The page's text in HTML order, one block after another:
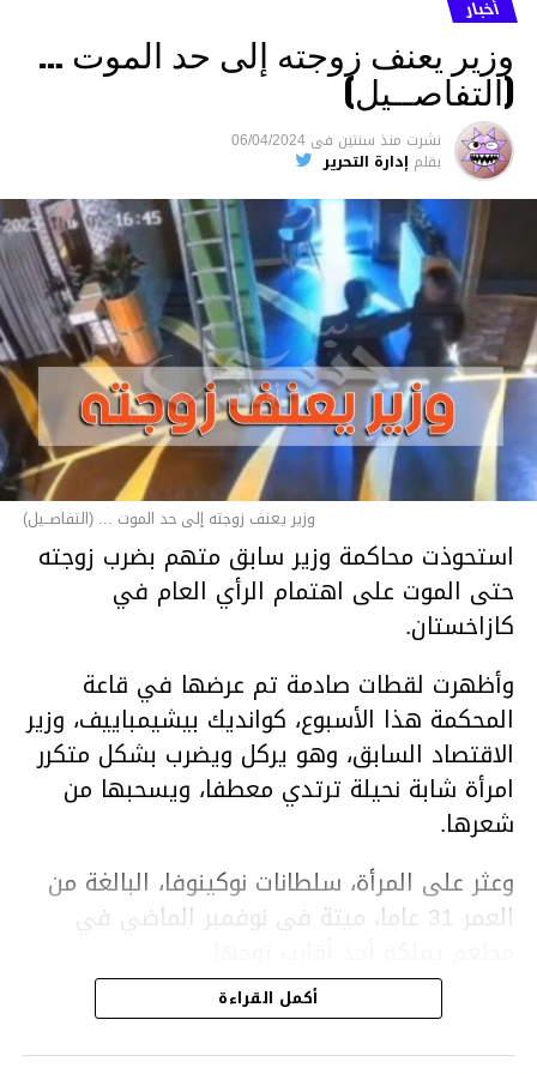
أخبار
وزير يعنف زوجته إلى حد الموت …
(التفاصــيل)
نشرت منذ سنتين فى 06/04/2024
بقلم إدارة التحرير
وزير يعنف زوجته إلى حد الموت ... (التفاصــيل)
استحوذت محاكمة وزير سابق متهم بضرب زوجته
حتى الموت على اهتمام الرأي العام في
كازاخستان.
وأظهرت لقطات صادمة تم عرضها في قاعة
المحكمة هذا الأسبوع، كوانديك بيشيمباييف، وزير
الاقتصاد السابق، وهو يركل ويضرب بشكل متكرر
امرأة شابة نحيلة ترتدي معطفا، ويسحبها من
شعرها.
وعثر على المرأة، سلطانات نوكينوفا، البالغة من
العمر 31 عاما، ميتة في نوفمبر الماضي في
ووفقا لتقرير الطبيب الشرعي، توفيت نوكينوفا
متأثرة بصدمة في الدماغ، وكانت إحدى عظام
أكمل القراءة